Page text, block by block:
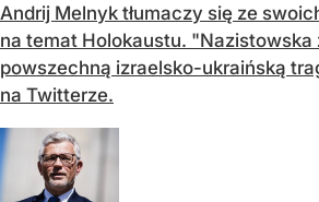
Andrij Melnyk tłumaczy się ze
na temat Holokaustu. "Nazistowska
powszechną izraelsko-ukraińską
na Twitterze.